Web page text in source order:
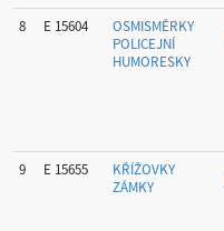
8 E 15604
OSMISMĚRKY
POLICEJNÍ
HUMORESKY
9 E 15655
KŘÍŽOVKY
ZÁMKY